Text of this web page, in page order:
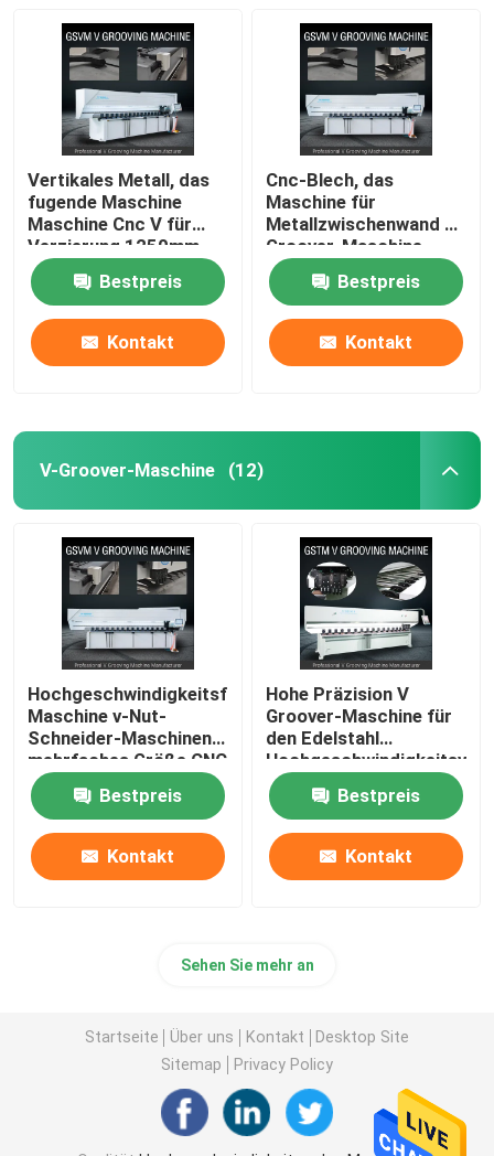
Vertikales Metall, das
fugende Maschine
Maschine Cnc V für
Verzierung 1250mm
fugt
Bestpreis
Kontakt
Cnc-Blech, das
Maschine für
Metallzwischenwand V
Groover-Maschine
1240 fugt
Bestpreis
Kontakt
V-Groover-Maschine (12)
Hochgeschwindigkeitsfugende
Maschine v-Nut-
Schneider-Maschinen-
mehrfaches Größe CNC
V
Bestpreis
Kontakt
Hohe Präzision V
Groover-Maschine für
den Edelstahl
Hochgeschwindigkeitsv
Maschine fugend
Bestpreis
Kontakt
Sehen Sie mehr an
Startseite Über uns Kontakt
Desktop Site
Sitemap
Privacy Policy